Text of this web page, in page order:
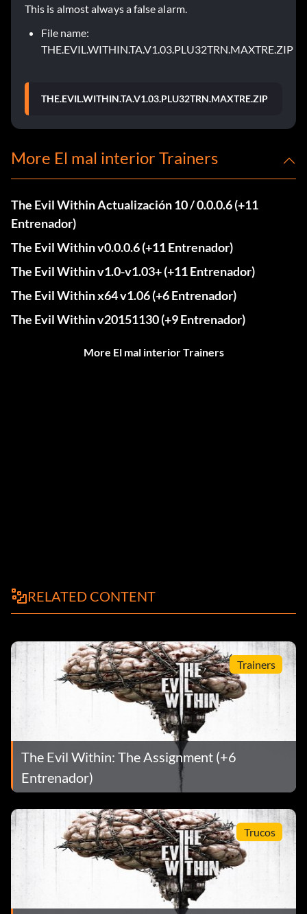
This is almost always a false alarm.
File name:
THE.EVIL.WITHIN.TA.V1.03.PLU32TRN.MAXTRE.ZIP
THE.EVIL.WITHIN.TA.V1.03.PLU32TRN.MAXTRE.ZIP
More El mal interior Trainers
The Evil Within Actualización 10 / 0.0.0.6 (+11
Entrenador)
The Evil Within v0.0.0.6 (+11 Entrenador)
The Evil Within v1.0-v1.03+ (+11 Entrenador)
The Evil Within x64 v1.06 (+6 Entrenador)
The Evil Within v20151130 (+9 Entrenador)
More El mal interior Trainers
RELATED CONTENT
Trainers
The Evil Within: The Assignment (+6
Entrenador)
Trucos